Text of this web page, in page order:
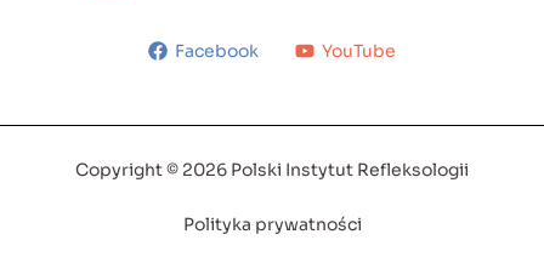
Facebook YouTube
Copyright © 2026 Polski Instytut Refleksologii
Polityka prywatności